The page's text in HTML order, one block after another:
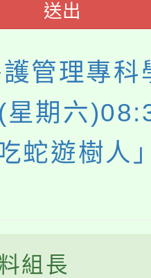
送出
管理專
星期六
蛇遊樹人
組長